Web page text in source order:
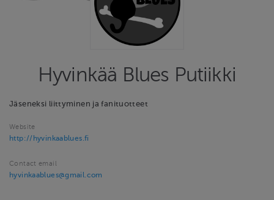
Hyvinkää Blues Putiikki
Jäseneksi liittyminen ja fanituotteet
Website
http://hyvinkaablues.fi
Contact email
hyvinkaablues@gmail.com